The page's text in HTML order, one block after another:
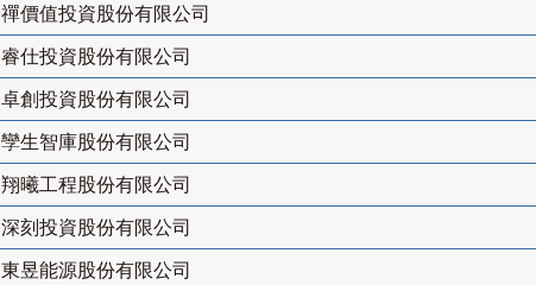
禪價值投資股份有限公司
睿仕投資股份有限公司
卓創投資股份有限公司
孿生智庫股份有限公司
翔曦工程股份有限公司
深刻投資股份有限公司
東昱能源股份有限公司